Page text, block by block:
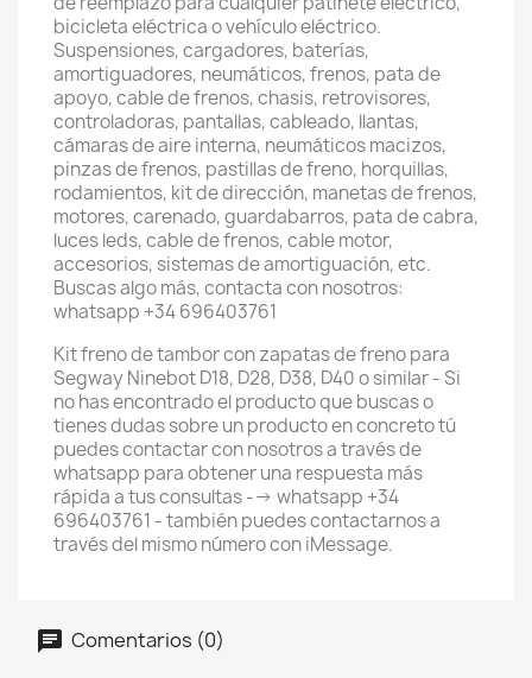
bicicleta eléctrica o vehículo eléctrico.
Suspensiones, cargadores, baterías,
amortiguadores, neumáticos, frenos, pata de
apoyo, cable de frenos, chasis, retrovisores,
controladoras, pantallas, cableado, llantas,
cámaras de aire interna, neumáticos macizos,
pinzas de frenos, pastillas de freno, horquillas,
rodamientos, kit de dirección, manetas de frenos,
motores, carenado, guardabarros, pata de cabra,
luces leds, cable de frenos, cable motor,
accesorios, sistemas de amortiguación, etc.
Buscas algo más, contacta con nosotros:
whatsapp +34 696403761
Kit freno de tambor con zapatas de freno para
Segway Ninebot D18, D28, D38, D40 o similar - Si
no has encontrado el producto que buscas o
tienes dudas sobre un producto en concreto tú
puedes contactar con nosotros a través de
whatsapp para obtener una respuesta más
rápida a tus consultas --> whatsapp +34
696403761 - también puedes contactarnos a
través del mismo número con iMessage.
Comentarios (0)